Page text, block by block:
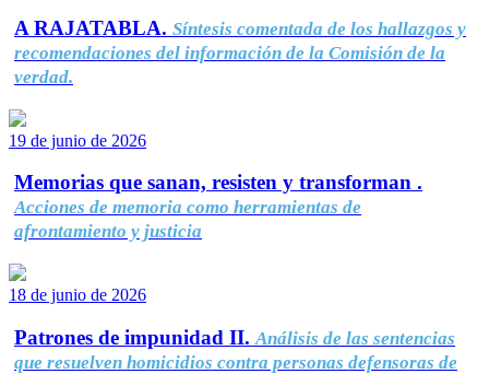
A RAJATABLA. Síntesis comentada de los hallazgos y
recomendaciones del información de la Comisión de la
verdad.
19 de junio de 2026
Memorias que sanan, resisten y transforman .
Acciones de memoria como herramientas de
afrontamiento y justicia
18 de junio de 2026
Patrones de impunidad II. Análisis de las sentencias
que resuelven homicidios contra personas defensoras de